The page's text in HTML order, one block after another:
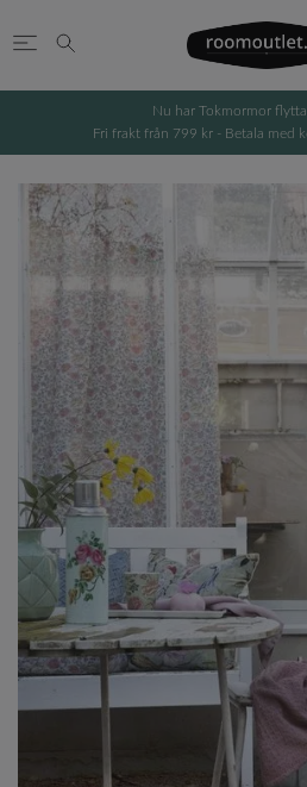
Nu har Tokmormor
Fri frakt från 799 kr - Betala med